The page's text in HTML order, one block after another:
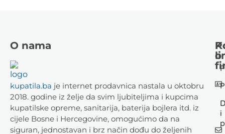
O nama
kupatila.ba je internet prodavnica nastala u oktobru
2018. godine iz želje da svim ljubiteljima i kupcima
kupatilske opreme, sanitarija, baterija bojlera itd. iz
cijele Bosne i Hercegovine, omogućimo da na
siguran, jednostavan i brz način dođu do željenih
i
o